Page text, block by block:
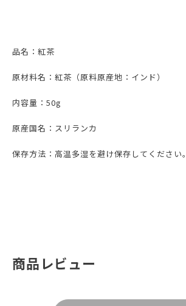
品名：紅茶
原材料名：紅茶（原料原産地：インド）
内容量：50g
原産国名：スリランカ
保存方法：高温多湿を避け保存してください。
商品レビュー